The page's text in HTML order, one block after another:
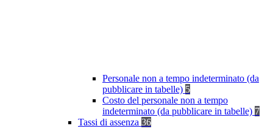
Personale non a tempo indeterminato (da
pubblicare in tabelle) 5
Costo del personale non a tempo
indeterminato (da pubblicare in tabelle) 7
Tassi di assenza 36